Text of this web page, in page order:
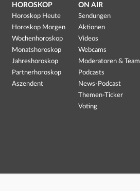
HOROSKOP
Horoskop Heute
Horoskop Morgen
Wochenhoroskop
Monatshoroskop
Jahreshoroskop
Partnerhoroskop
Aszendent
ON AIR
Sendungen
Aktionen
Videos
Webcams
Moderatoren & Team
Podcasts
News-Podcast
Themen-Ticker
Voting